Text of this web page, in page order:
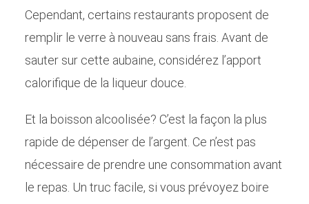
Cependant, certains restaurants proposent de
remplir le verre à nouveau sans frais. Avant de
sauter sur cette aubaine, considérez l’apport
calorifique de la liqueur douce.
Et la boisson alcoolisée? C’est la façon la plus
rapide de dépenser de l’argent. Ce n’est pas
nécessaire de prendre une consommation avant
le repas. Un truc facile, si vous prévoyez boire